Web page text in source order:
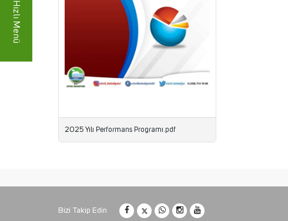
Hızlı Menü
2025 Yılı Performans Programı.pdf
Bizi Takip Edin